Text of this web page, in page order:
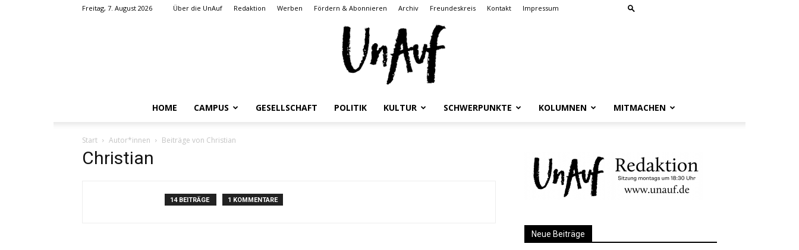
Freitag, 7. August 2026 Über die UnAuf Redaktion Werben Fördern & Abonnieren Archiv Freundeskreis Kontakt Impressum
HOME CAMPUS GESELLSCHAFT POLITIK KULTUR SCHWERPUNKTE KOLUMNEN MITMACHEN
Start Autor*innen Beiträge von Christian
Christian
14 BEITRÄGE 1 KOMMENTARE
Neue Beiträge